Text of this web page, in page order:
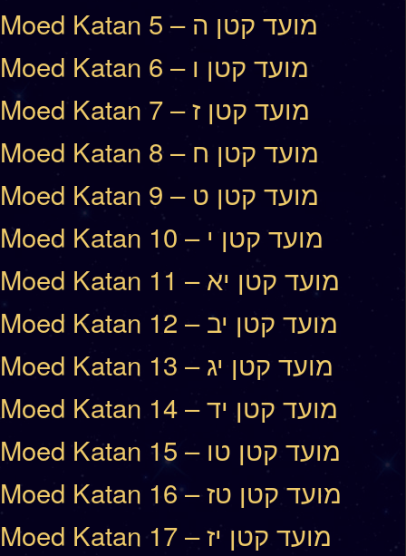
Moed Katan 5 – מועד קטן ה
Moed Katan 6 – מועד קטן ו
Moed Katan 7 – מועד קטן ז
Moed Katan 8 – מועד קטן ח
Moed Katan 9 – מועד קטן ט
Moed Katan 10 – מועד קטן י
Moed Katan 11 – מועד קטן יא
Moed Katan 12 – מועד קטן יב
Moed Katan 13 – מועד קטן יג
Moed Katan 14 – מועד קטן יד
Moed Katan 15 – מועד קטן טו
Moed Katan 16 – מועד קטן טז
Moed Katan 17 – מועד קטן יז